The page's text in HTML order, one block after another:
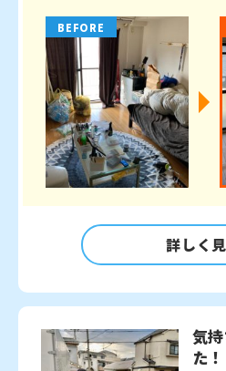
BEFORE
詳しく
気
た！